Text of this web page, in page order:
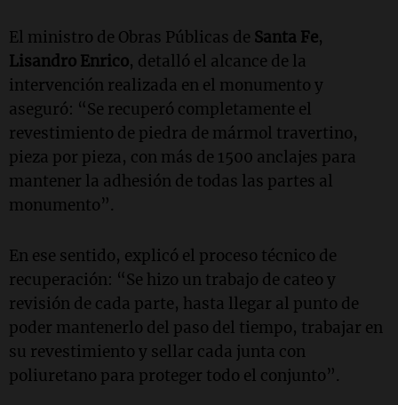
El ministro de Obras Públicas de Santa Fe,
Lisandro Enrico, detalló el alcance de la
intervención realizada en el monumento y
aseguró: “Se recuperó completamente el
revestimiento de piedra de mármol travertino,
pieza por pieza, con más de 1500 anclajes para
mantener la adhesión de todas las partes al
monumento”.
En ese sentido, explicó el proceso técnico de
recuperación: “Se hizo un trabajo de cateo y
revisión de cada parte, hasta llegar al punto de
poder mantenerlo del paso del tiempo, trabajar en
su revestimiento y sellar cada junta con
poliuretano para proteger todo el conjunto”.